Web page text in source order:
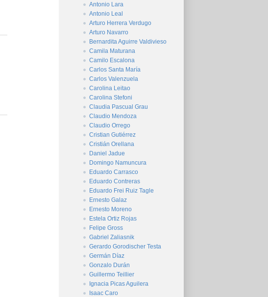
Antonio Lara
Antonio Leal
Arturo Herrera Verdugo
Arturo Navarro
Bernardita Aguirre Valdivieso
Camila Maturana
Camilo Escalona
Carlos Santa María
Carlos Valenzuela
Carolina Leitao
Carolina Stefoni
Claudia Pascual Grau
Claudio Mendoza
Claudio Orrego
Cristian Gutiérrez
Cristián Orellana
Daniel Jadue
Domingo Namuncura
Eduardo Carrasco
Eduardo Contreras
Eduardo Frei Ruiz Tagle
Ernesto Galaz
Ernesto Moreno
Estela Ortiz Rojas
Felipe Gross
Gabriel Zaliasnik
Gerardo Gorodischer Testa
Germán Díaz
Gonzalo Durán
Guillermo Teillier
Ignacia Picas Aguilera
Isaac Caro